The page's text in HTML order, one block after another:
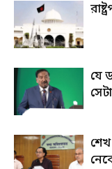
যে
শেখ